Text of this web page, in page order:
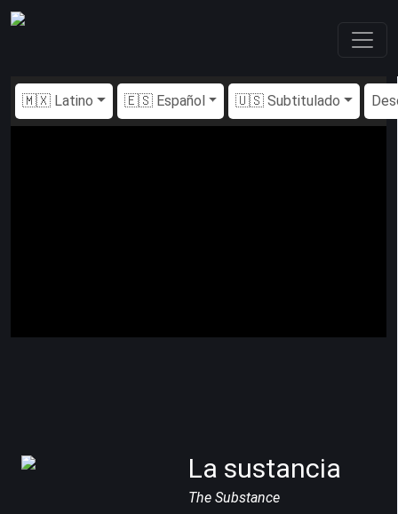
🇲🇽 Latino 🇪🇸 Español 🇺🇸 Subtitulado
La sustancia
The Substance